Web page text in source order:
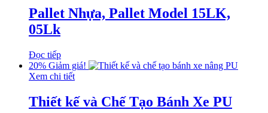
Pallet Nhựa, Pallet Model 15LK,
05Lk
Đọc tiếp
20% Giảm giá!
Xem chi tiết
Thiết kế và Chế Tạo Bánh Xe PU